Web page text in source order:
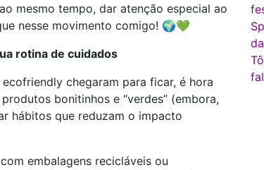
mesmo tempo, dar atenção especial ao
nesse movimento comigo! 🌍💚
rotina de cuidados
chegaram para ficar, é hora
bonitinhos e “verdes” (embora,
hábitos que reduzam o impacto
embalagens recicláveis ou